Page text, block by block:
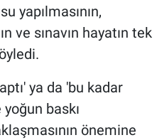
yapılmasının,
ve sınavın hayatın tek
ya da 'bu kadar
baskı
önemine